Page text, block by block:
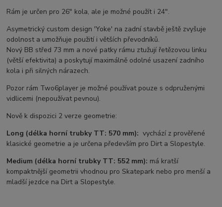
Rám je určen pro 26" kola, ale je možné použít i 24".
Asymetrický custom design 'Yoke' na zadní stavbě ještě zvyšuje
odolnost a umožňuje použití i větších převodníků.
Nový BB střed 73 mm a nové patky rámu ztužují řetězovou linku
(větší efektivita) a poskytují maximálně odolné usazení zadního
kola i při silných nárazech.
Pozor rám Two6player je možné používat pouze s odpruženými
vidlicemi (nepoužívat pevnou).
Nově k dispozici 2 verze geometrie:
Long (délka horní trubky TT: 570 mm): vychází z prověřené
klasické geometrie a je určena především pro Dirt a Slopestyle.
Medium (délka horní trubky TT: 552 mm): má kratší
kompaktnější geometrii vhodnou pro Skatepark nebo pro menší a
mladší jezdce na Dirt a Slopestyle.